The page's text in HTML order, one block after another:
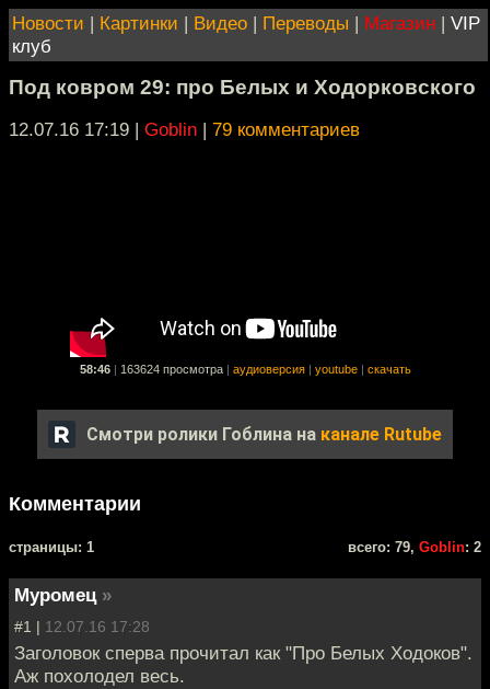
Новости | Картинки | Видео | Переводы | Магазин | VIP
клуб
Под ковром 29: про Белых и Ходорковского
12.07.16 17:19 | Goblin | 79 комментариев
58:46 163624 просмотра аудиоверсия youtube скачать
Смотри ролики Гоблина на канале Rutube
Комментарии
cтраницы: 1 всего: 79, Goblin: 2
Муромец »
#1 | 12.07.16 17:28
Заголовок сперва прочитал как "Про Белых Ходоков".
Аж похолодел весь.